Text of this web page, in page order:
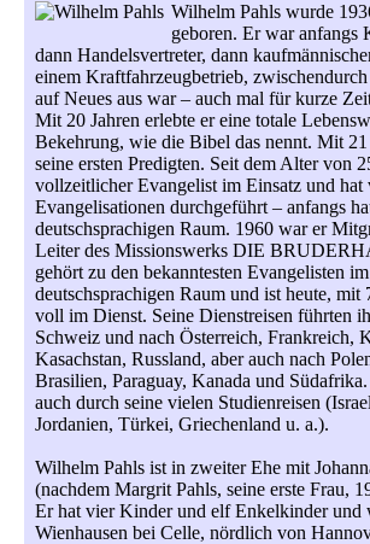
Wilhelm Pahls wurde
geboren. Er war anfangs
dann Handelsvertreter, dann
einem Kraftfahrzeugbetrieb,
auf Neues aus war – auch mal für kurze
Mit 20 Jahren erlebte er eine totale
Bekehrung, wie die Bibel das nennt. Mit 21
seine ersten Predigten. Seit dem Alter von
vollzeitlicher Evangelist im Einsatz und hat
Evangelisationen durchgeführt – anfangs
deutschsprachigen Raum. 1960 war er
Leiter des Missionswerks DIE
gehört zu den bekanntesten Evangelisten im
deutschsprachigen Raum und ist heute, mit
voll im Dienst. Seine Dienstreisen führten
Schweiz und nach Österreich, Frankreich,
Kasachstan, Russland, aber auch nach
Brasilien, Paraguay, Kanada und
auch durch seine vielen Studienreisen
Jordanien, Türkei, Griechenland u. a.).
Wilhelm Pahls ist in zweiter Ehe mit
(nachdem Margrit Pahls, seine erste Frau,
Er hat vier Kinder und elf Enkelkinder und
Wienhausen bei Celle, nördlich von